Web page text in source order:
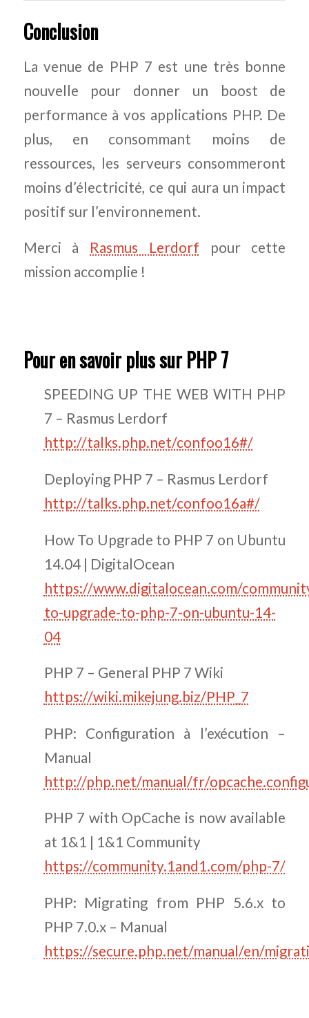
Conclusion
La venue de PHP 7 est une très bonne
nouvelle pour donner un boost de
performance à vos applications PHP. De
plus, en consommant moins de
ressources, les serveurs consommeront
moins d’électricité, ce qui aura un impact
positif sur l’environnement.
Merci à Rasmus Lerdorf pour cette
mission accomplie !
Pour en savoir plus sur PHP 7
SPEEDING UP THE WEB WITH PHP
7 – Rasmus Lerdorf
http://talks.php.net/confoo16#/
Deploying PHP 7 – Rasmus Lerdorf
http://talks.php.net/confoo16a#/
How To Upgrade to PHP 7 on Ubuntu
14.04 | DigitalOcean
https://www.digitalocean.com/
to-upgrade-to-php-7-on-ubuntu-14-
04
PHP 7 – General PHP 7 Wiki
https://wiki.mikejung.biz/PHP_7
PHP: Configuration à l’exécution –
Manual
http://php.net/manual/fr/
PHP 7 with OpCache is now available
at 1&1 | 1&1 Community
https://community.1and1.com/php-7/
PHP: Migrating from PHP 5.6.x to
PHP 7.0.x – Manual
https://secure.php.net/manual/en/